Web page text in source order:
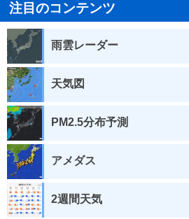
注目のコンテンツ
雨雲レーダー
天気図
PM2.5分布予測
アメダス
2週間天気